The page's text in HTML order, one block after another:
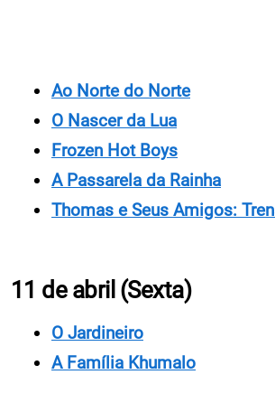
Ao Norte do Norte
O Nascer da Lua
Frozen Hot Boys
A Passarela da Rainha
Thomas e Seus Amigos:
11 de abril (Sexta)
O Jardineiro
A Família Khumalo